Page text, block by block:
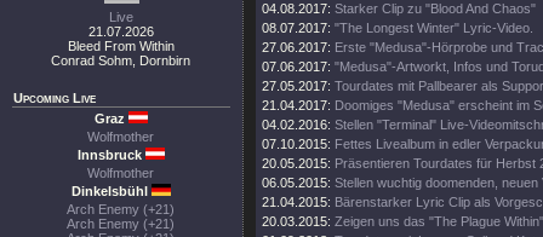
Live
21.07.2026
Bleed From Within
Conrad Sohm, Dornbirn
Upcoming Live
Graz
Wolfmother
Innsbruck
Wolfmother
Dinkelsbühl
Arch Enemy (+21)
Arch Enemy (+21)
04.08.2017: Starker Clip zu "Blood And Chaos"
08.07.2017: "The Longest Winter" Lyric-Video.
27.06.2017: Erste "Medusa"-Hörprobe und
07.06.2017: "Medusa"-Artworkt, Infos und
27.05.2017: Tourdates mit Pallbearer als
21.04.2017: Doomiges "Medusa" erscheint im
04.02.2016: Stellen "Terminal" Live-
07.10.2015: Fettes Livealbum in edler
20.05.2015: Präsentieren Tourdates für Herbst
06.05.2015: Stellen wuchtig doomenden, neuen
21.04.2015: Bärenstarker Lyric Clip als
20.03.2015: Zeigen uns das "The Plague